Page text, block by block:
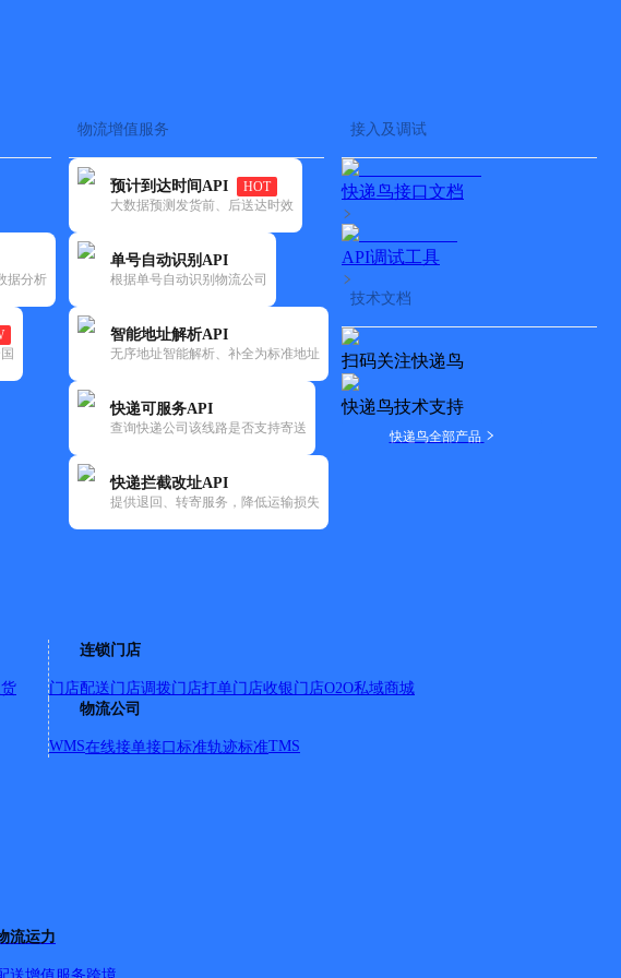
据分析
物流增值服务
预计到达时间API
HOT
大数据预测发货前、后送达时效
单号自动识别API
根据单号自动识别物流公司
智能地址解析API
无序地址智能解析、补全为标准地址
快递可服务API
查询快递公司该线路是否支持寄送
快递拦截改址API
提供退回、转寄服务，降低运输损失
接入及调试
快递鸟接口文档
API调试工具
技术文档
扫码关注快递鸟
快递鸟技术支持
快递鸟全部产品
连锁门店
门店配送门店调拨门店打单门店收银门店O2O私域商城
物流公司
WMS在线接单接口标准轨迹标准TMS
流运力